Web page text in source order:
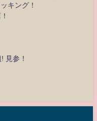
キング！
見参！